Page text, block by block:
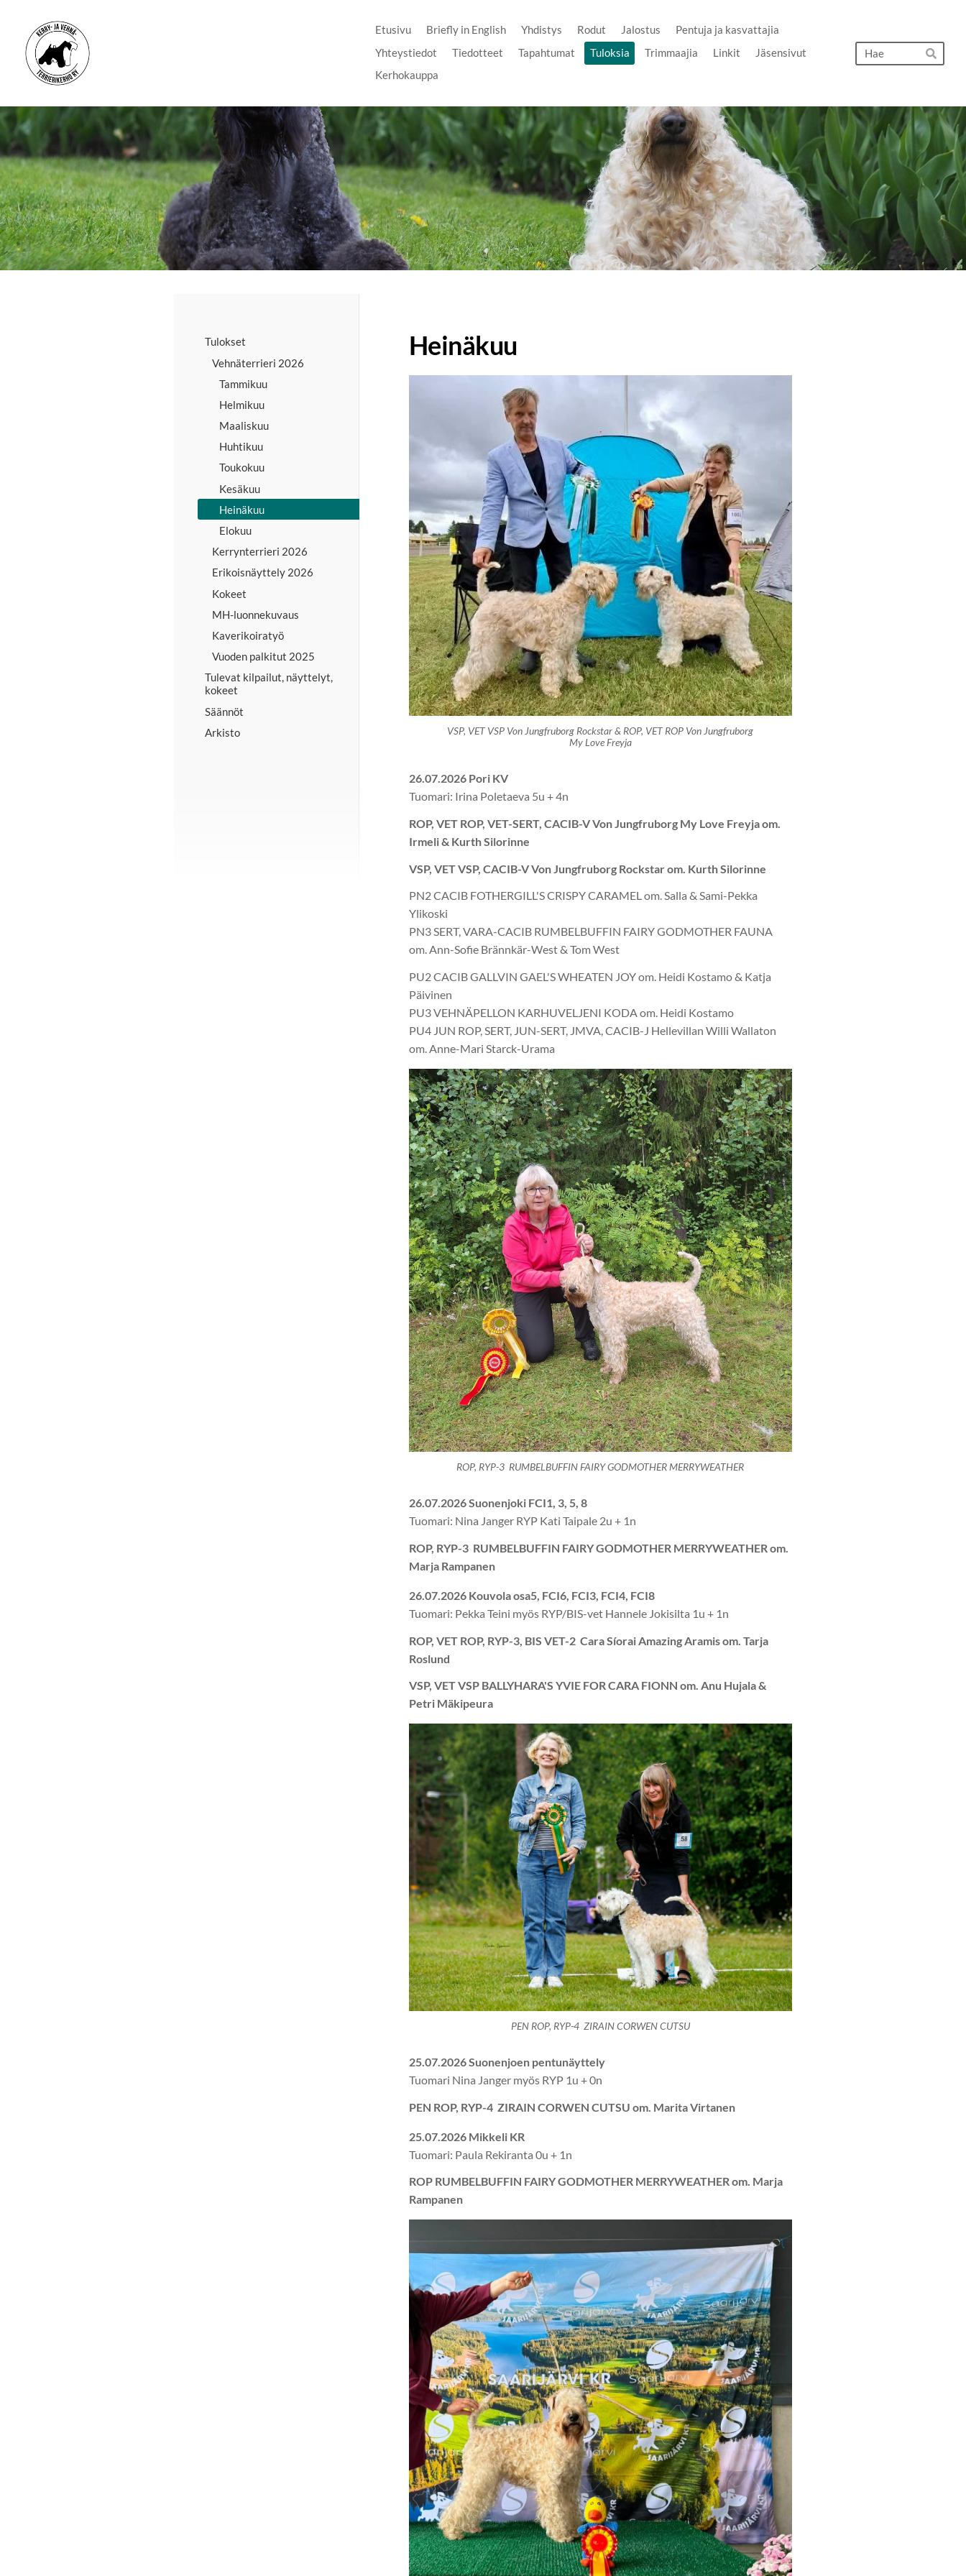
sivun
sisältöön
Kerry- ja vehnäterrierikerho
Etusivu Briefly in English Yhdistys Rodut Jalostus
Pentuja ja kasvattajia
Yhteystiedot
Tiedotteet Tapahtumat Tuloksia Trimmaajia Linkit
Jäsensivut
Kerhokauppa
Hae
Tulokset
Vehnäterrieri 2026
Tammikuu
Helmikuu
Maaliskuu
Huhtikuu
Toukokuu
Kesäkuu
Heinäkuu
Elokuu
Kerrynterrieri 2026
Erikoisnäyttely 2026
Kokeet
MH-luonnekuvaus
Kaverikoiratyö
Vuoden palkitut 2025
Tulevat kilpailut, näyttelyt,
kokeet
Säännöt
Arkisto
Heinäkuu
VSP, VET VSP Von Jungfruborg Rockstar & ROP, VET ROP Von Jungfruborg
My Love Freyja
26.07.2026 Pori KV
Tuomari: Irina Poletaeva 5u + 4n
ROP, VET ROP, VET-SERT, CACIB-V Von Jungfruborg My Love Freyja om.
Irmeli & Kurth Silorinne
VSP, VET VSP, CACIB-V Von Jungfruborg Rockstar om. Kurth Silorinne
PN2 CACIB FOTHERGILL'S CRISPY CARAMEL om. Salla & Sami-Pekka
Ylikoski
PN3 SERT, VARA-CACIB RUMBELBUFFIN FAIRY GODMOTHER FAUNA
om. Ann-Sofie Brännkär-West & Tom West
PU2 CACIB GALLVIN GAEL'S WHEATEN JOY om. Heidi Kostamo & Katja
Päivinen
PU3 VEHNÄPELLON KARHUVELJENI KODA om. Heidi Kostamo
PU4 JUN ROP, SERT, JUN-SERT, JMVA, CACIB-J Hellevillan Willi Wallaton
om. Anne-Mari Starck-Urama
ROP, RYP-3 RUMBELBUFFIN FAIRY GODMOTHER MERRYWEATHER
26.07.2026 Suonenjoki FCI1, 3, 5, 8
Tuomari: Nina Janger RYP Kati Taipale 2u + 1n
ROP, RYP-3 RUMBELBUFFIN FAIRY GODMOTHER MERRYWEATHER om.
Marja Rampanen
26.07.2026 Kouvola osa5, FCI6, FCI3, FCI4, FCI8
Tuomari: Pekka Teini myös RYP/BIS-vet Hannele Jokisilta 1u + 1n
ROP, VET ROP, RYP-3, BIS VET-2 Cara Síorai Amazing Aramis om. Tarja
Roslund
VSP, VET VSP BALLYHARA'S YVIE FOR CARA FIONN om. Anu Hujala &
Petri Mäkipeura
PEN ROP, RYP-4 ZIRAIN CORWEN CUTSU
25.07.2026 Suonenjoen pentunäyttely
Tuomari Nina Janger myös RYP 1u + 0n
PEN ROP, RYP-4 ZIRAIN CORWEN CUTSU om. Marita Virtanen
25.07.2026 Mikkeli KR
Tuomari: Paula Rekiranta 0u + 1n
ROP RUMBELBUFFIN FAIRY GODMOTHER MERRYWEATHER om. Marja
Rampanen